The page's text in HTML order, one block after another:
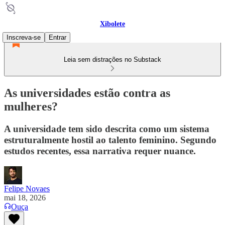
Xibolete
Inscreva-se
Entrar
Leia sem distrações no Substack
As universidades estão contra as
mulheres?
A universidade tem sido descrita como um sistema
estruturalmente hostil ao talento feminino. Segundo
estudos recentes, essa narrativa requer nuance.
Felipe Novaes
mai 18, 2026
Ouça